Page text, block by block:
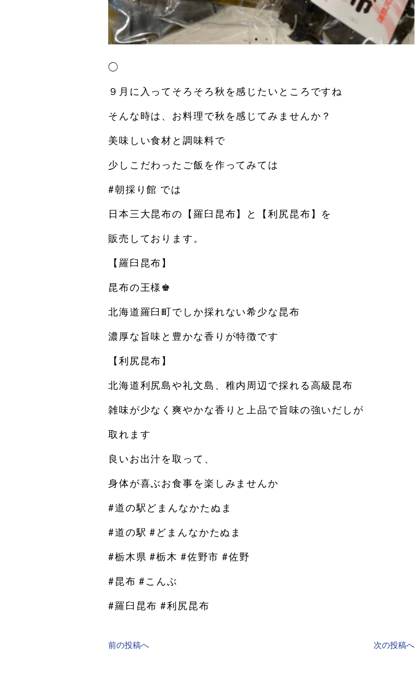
◯
９月に入ってそろそろ秋を感じたいところですね
そんな時は、お料理で秋を感じてみませんか？
美味しい食材と調味料で
少しこだわったご飯を作ってみては
#朝採り館 では
日本三大昆布の【羅臼昆布】と【利尻昆布】を
販売しております。
【羅臼昆布】
昆布の王様♚
北海道羅臼町でしか採れない希少な昆布
濃厚な旨味と豊かな香りが特徴です
【利尻昆布】
北海道利尻島や礼文島、稚内周辺で採れる高級昆布
雑味が少なく爽やかな香りと上品で旨味の強いだしが
取れます
良いお出汁を取って、
身体が喜ぶお食事を楽しみませんか️
#道の駅どまんなかたぬま
#道の駅 #どまんなかたぬま
#栃木県 #栃木 #佐野市 #佐野
#昆布 #こんぶ
#羅臼昆布 #利尻昆布
前の投稿へ 次の投稿へ